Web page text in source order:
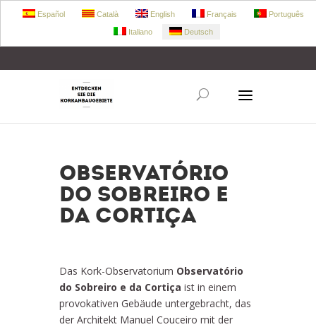
OBSERVATÓRIO
DO SOBREIRO E
DA CORTIÇA
Das Kork-Observatorium Observatório
do Sobreiro e da Cortiça ist in einem
provokativen Gebäude untergebracht, das
der Architekt Manuel Couceiro mit der
Español Català English Français Português
Italiano Deutsch